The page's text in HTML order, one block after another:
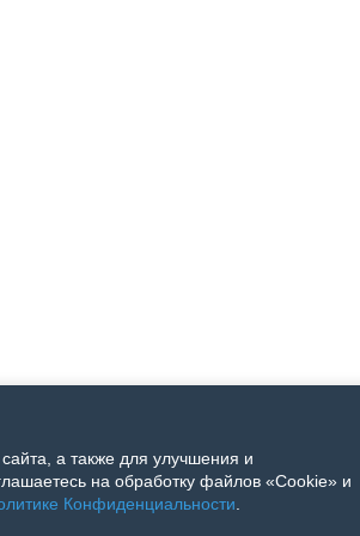
а также для улучшения и
на обработку файлов «Cookie» и
Конфиденциальности